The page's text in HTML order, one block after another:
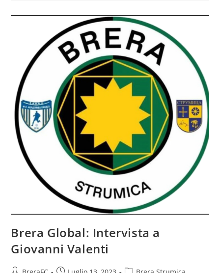
Brera Global: Intervista a
Giovanni Valenti